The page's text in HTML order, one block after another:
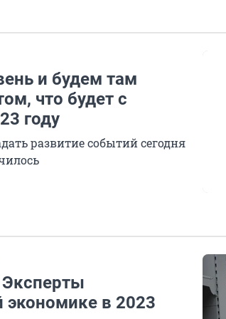
и будем там
что будет с
году
развитие событий сегодня
в 2023